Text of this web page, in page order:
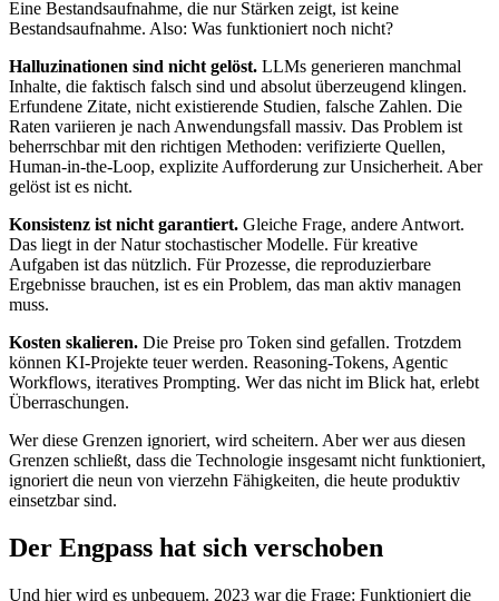
Eine Bestandsaufnahme, die nur Stärken zeigt, ist keine
Bestandsaufnahme. Also: Was funktioniert noch nicht?
Halluzinationen sind nicht gelöst. LLMs generieren manchmal
Inhalte, die faktisch falsch sind und absolut überzeugend klingen.
Erfundene Zitate, nicht existierende Studien, falsche Zahlen. Die
Raten variieren je nach Anwendungsfall massiv. Das Problem ist
beherrschbar mit den richtigen Methoden: verifizierte Quellen,
Human-in-the-Loop, explizite Aufforderung zur Unsicherheit. Aber
gelöst ist es nicht.
Konsistenz ist nicht garantiert. Gleiche Frage, andere Antwort.
Das liegt in der Natur stochastischer Modelle. Für kreative
Aufgaben ist das nützlich. Für Prozesse, die reproduzierbare
Ergebnisse brauchen, ist es ein Problem, das man aktiv managen
muss.
Kosten skalieren. Die Preise pro Token sind gefallen. Trotzdem
können KI-Projekte teuer werden. Reasoning-Tokens, Agentic
Workflows, iteratives Prompting. Wer das nicht im Blick hat, erlebt
Überraschungen.
Wer diese Grenzen ignoriert, wird scheitern. Aber wer aus diesen
Grenzen schließt, dass die Technologie insgesamt nicht funktioniert,
ignoriert die neun von vierzehn Fähigkeiten, die heute produktiv
einsetzbar sind.
Der Engpass hat sich verschoben
Und hier wird es unbequem. 2023 war die Frage: Funktioniert die